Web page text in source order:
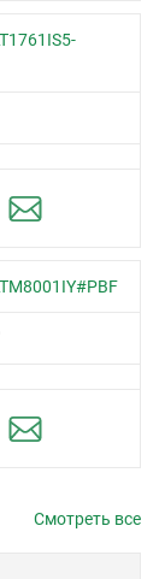
Смотреть все